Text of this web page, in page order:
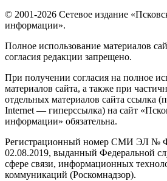
© 2001-2026 Сетевое издание
информации».
Полное использование материалов
согласия редакции запрещено.
При получении согласия на полное
материалов сайта, а также при
отдельных материалов сайта ссылка
Internet — гиперссылка) на сайт
информации» обязательна.
Регистрационный номер СМИ ЭЛ №
02.08.2019, выданный Федеральной
сфере связи, информационных
коммуникаций (Роскомнадзор).